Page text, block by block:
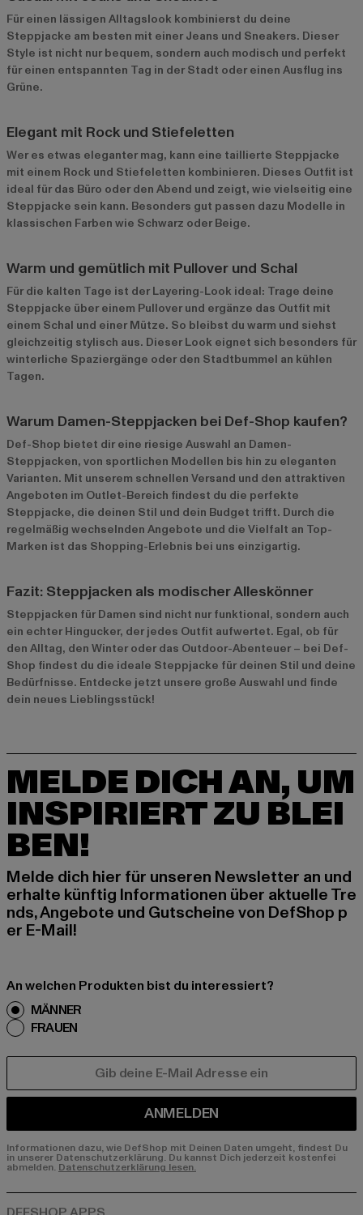
Für einen lässigen Alltagslook kombinierst du deine
Steppjacke am besten mit einer Jeans und Sneakers. Dieser
Style ist nicht nur bequem, sondern auch modisch und perfekt
für einen entspannten Tag in der Stadt oder einen Ausflug ins
Grüne.
Elegant mit Rock und Stiefeletten
Wer es etwas eleganter mag, kann eine taillierte Steppjacke
mit einem Rock und Stiefeletten kombinieren. Dieses Outfit ist
ideal für das Büro oder den Abend und zeigt, wie vielseitig eine
Steppjacke sein kann. Besonders gut passen dazu Modelle in
klassischen Farben wie Schwarz oder Beige.
Warm und gemütlich mit Pullover und Schal
Für die kalten Tage ist der Layering-Look ideal: Trage deine
Steppjacke über einem Pullover und ergänze das Outfit mit
einem Schal und einer Mütze. So bleibst du warm und siehst
gleichzeitig stylisch aus. Dieser Look eignet sich besonders für
winterliche Spaziergänge oder den Stadtbummel an kühlen
Tagen.
Warum Damen-Steppjacken bei Def-Shop kaufen?
Def-Shop bietet dir eine riesige Auswahl an Damen-
Steppjacken, von sportlichen Modellen bis hin zu eleganten
Varianten. Mit unserem schnellen Versand und den attraktiven
Angeboten im Outlet-Bereich findest du die perfekte
Steppjacke, die deinen Stil und dein Budget trifft. Durch die
regelmäßig wechselnden Angebote und die Vielfalt an Top-
Marken ist das Shopping-Erlebnis bei uns einzigartig.
Fazit: Steppjacken als modischer Alleskönner
Steppjacken für Damen sind nicht nur funktional, sondern auch
ein echter Hingucker, der jedes Outfit aufwertet. Egal, ob für
den Alltag, den Winter oder das Outdoor-Abenteuer – bei Def-
Shop findest du die ideale Steppjacke für deinen Stil und deine
Bedürfnisse. Entdecke jetzt unsere große Auswahl und finde
dein neues Lieblingsstück!
MELDE DICH AN, UM
INSPIRIERT ZU BLEI
BEN!
Melde dich hier für unseren Newsletter an und
erhalte künftig Informationen über aktuelle Tre
nds, Angebote und Gutscheine von DefShop p
er E-Mail!
An welchen Produkten bist du interessiert?
MÄNNER
FRAUEN
ANMELDEN
Informationen dazu, wie DefShop mit Deinen Daten umgeht, findest Du
in unserer Datenschutzerklärung. Du kannst Dich jederzeit kostenfei
abmelden. Datenschutzerklärung lesen.